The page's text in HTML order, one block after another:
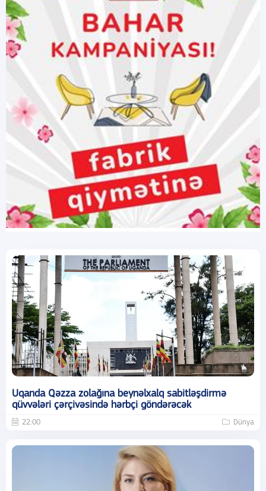
Uqanda Qəzza zolağına beynəlxalq sabitləşdirmə
qüvvələri çərçivəsində hərbçi göndərəcək
22:00 Dünya